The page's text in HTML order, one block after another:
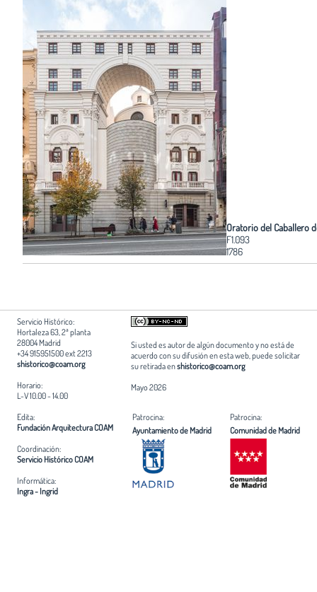
Oratorio del Caballero
F1.093
1786
Servicio Histórico:
Hortaleza 63, 2ª planta
28004 Madrid
+34 915951500 ext 2213
shistorico@coam.org
Horario:
L-V 10.00 - 14.00
Si usted es autor de algún documento y no está de
acuerdo con su difusión en esta web, puede solicitar
su retirada enshistorico@coam.org
Mayo 2026
Edita:
Fundación Arquitectura COAM
Coordinación:
Servicio Histórico COAM
Informática:
Ingra - Ingrid
Patrocina:
Ayuntamiento de Madrid
Patrocina:
Comunidad de Madrid